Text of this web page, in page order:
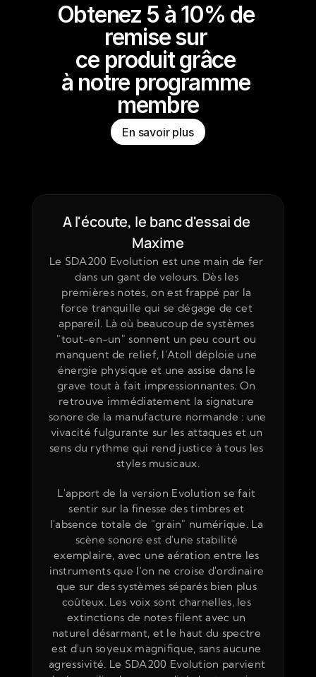
Le SDA200 Evolution est une main de fer
dans un gant de velours. Dès les
premières notes, on est frappé par la
force tranquille qui se dégage de cet
appareil. Là où beaucoup de systèmes
"tout-en-un" sonnent un peu court ou
manquent de relief, l'Atoll déploie une
énergie physique et une assise dans le
grave tout à fait impressionnantes. On
retrouve immédiatement la signature
sonore de la manufacture normande : une
vivacité fulgurante sur les attaques et un
sens du rythme qui rend justice à tous les
styles musicaux.
L'apport de la version Evolution se fait
sentir sur la finesse des timbres et
l'absence totale de "grain" numérique. La
scène sonore est d'une stabilité
exemplaire, avec une aération entre les
instruments que l'on ne croise d'ordinaire
que sur des systèmes séparés bien plus
coûteux. Les voix sont charnelles, les
extinctions de notes filent avec un
naturel désarmant, et le haut du spectre
est d'un soyeux magnifique, sans aucune
agressivité. Le SDA200 Evolution parvient
A l'écoute, le banc d'essai de
Maxime
Obtenez 5 à 10% de
remise sur
ce produit grâce
à notre programme
membre
En savoir plus